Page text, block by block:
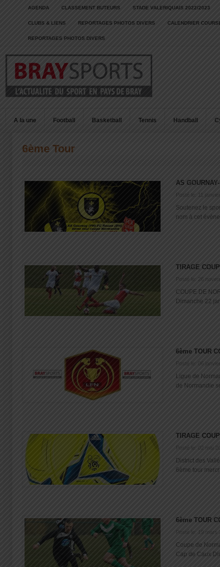
AGENDA CLASSEMENT BUTEURS STADE VALERIQUAIS 2022/2023
CLUBS & LIENS REPORTAGES PHOTOS DIVERS CALENDRIER
REPORTAGES PHOTOS DIVERS
A la une Football Basketball Tennis Handball
6ème Tour
AS
Posté le: 11
Soutenez le
nom à cet
TIRAGE
Posté le: 26
COUPE DE
Dimanche 22
6ème TOUR
Posté le: 06
Ligue de
de Normandie
TIRAGE
Posté le: 02 mai
District des
6ème tour
6ème TOUR
Posté le: 19 mars
Coupe de
Cap de Caux